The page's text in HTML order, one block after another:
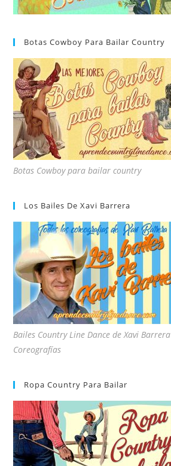
Botas Cowboy Para Bailar Country
Botas Cowboy para bailar country
Los Bailes De Xavi Barrera
Bailes Country Line Dance de Xavi Barrera
Coreografías
Ropa Country Para Bailar